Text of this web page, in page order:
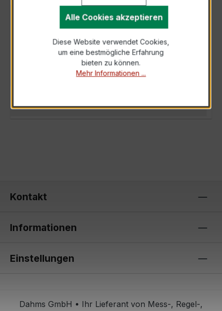
BESCHREIBUNG
Der Wickelstromwandler WSK 40N 50/5A
10VA Kl.0,5 ist ein kompakter, hochpräziser
Niederspannungs-Messwandler der bewährten
Kontakt
Informationen
Einstellungen
Dahms GmbH • Ihr Lieferant von Mess-, Regel-,
Alle Cookies akzeptieren
Diese Website verwendet Cookies,
um eine bestmögliche Erfahrung
bieten zu können.
Mehr Informationen ...